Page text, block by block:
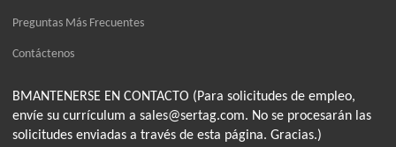
Preguntas Más Frecuentes
Contáctenos
BMANTENERSE EN CONTACTO (Para solicitudes de empleo,
envíe su currículum a sales@sertag.com. No se procesarán las
solicitudes enviadas a través de esta página. Gracias.)